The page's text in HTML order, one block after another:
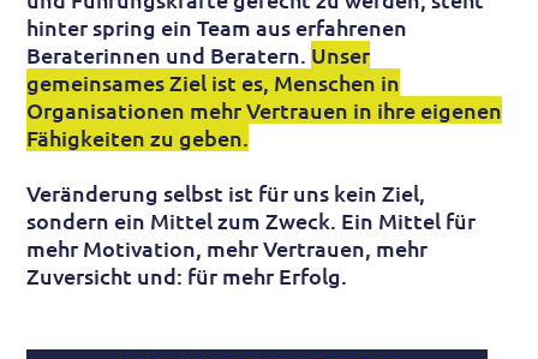
hinter spring ein Team aus erfahrenen
Beraterinnen und Beratern. Unser
gemeinsames Ziel ist es, Menschen in
Organisationen mehr Vertrauen in ihre eigenen
Fähigkeiten zu geben.
Veränderung selbst ist für uns kein Ziel,
sondern ein Mittel zum Zweck. Ein Mittel für
mehr Motivation, mehr Vertrauen, mehr
Zuversicht und: für mehr Erfolg.